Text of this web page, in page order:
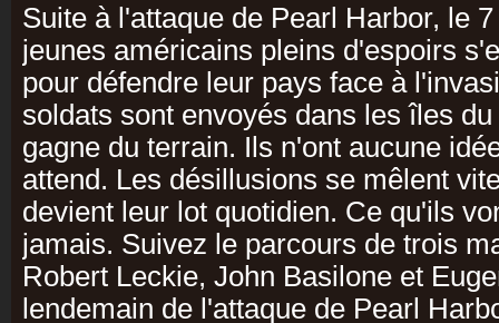
Suite à l'attaque de Pearl Harbor, le
jeunes américains pleins d'espoirs
pour défendre leur pays face à
soldats sont envoyés dans les îles
gagne du terrain. Ils n'ont aucune
attend. Les désillusions se mêlent
devient leur lot quotidien. Ce qu'ils
jamais. Suivez le parcours de trois
Robert Leckie, John Basilone et
lendemain de l'attaque de Pearl